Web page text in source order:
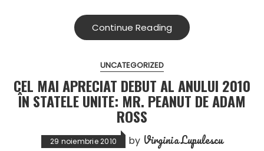
Continue Reading
UNCATEGORIZED
CEL MAI APRECIAT DEBUT AL ANULUI 2010
ÎN STATELE UNITE: MR. PEANUT DE ADAM
ROSS
29 noiembrie 2010 by Virginia Lupulescu